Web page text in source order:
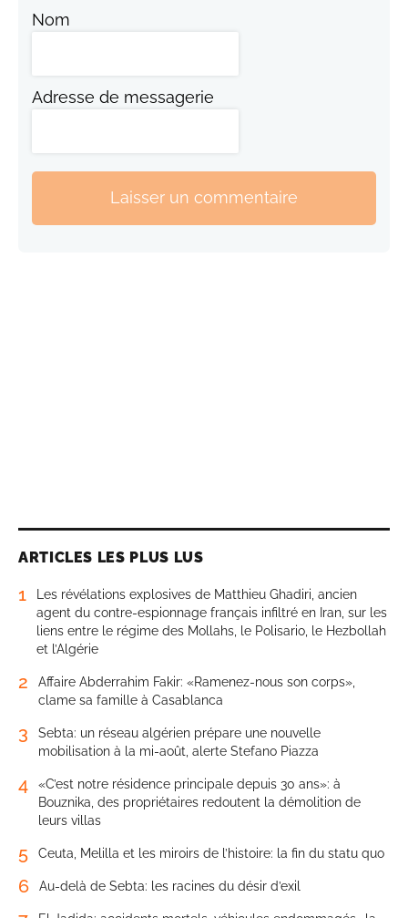
Nom
Adresse de messagerie
Laisser un commentaire
ARTICLES LES PLUS LUS
1
Les révélations explosives de Matthieu Ghadiri, ancien
agent du contre-espionnage français infiltré en Iran, sur les
liens entre le régime des Mollahs, le Polisario, le Hezbollah
et l’Algérie
2
Affaire Abderrahim Fakir: «Ramenez-nous son corps»,
clame sa famille à Casablanca
3
Sebta: un réseau algérien prépare une nouvelle
mobilisation à la mi-août, alerte Stefano Piazza
4
«C’est notre résidence principale depuis 30 ans»: à
Bouznika, des propriétaires redoutent la démolition de
leurs villas
5 Ceuta, Melilla et les miroirs de l’histoire: la fin du statu quo
6 Au-delà de Sebta: les racines du désir d’exil